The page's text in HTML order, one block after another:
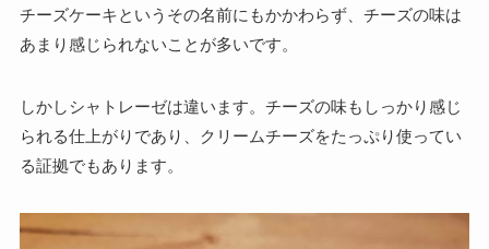
チーズケーキというその名前にもかかわらず、チーズの味は
あまり感じられないことが多いです。
しかしシャトレーゼは違います。チーズの味もしっかり感じ
られる仕上がりであり、クリームチーズをたっぷり使ってい
る証拠でもあります。